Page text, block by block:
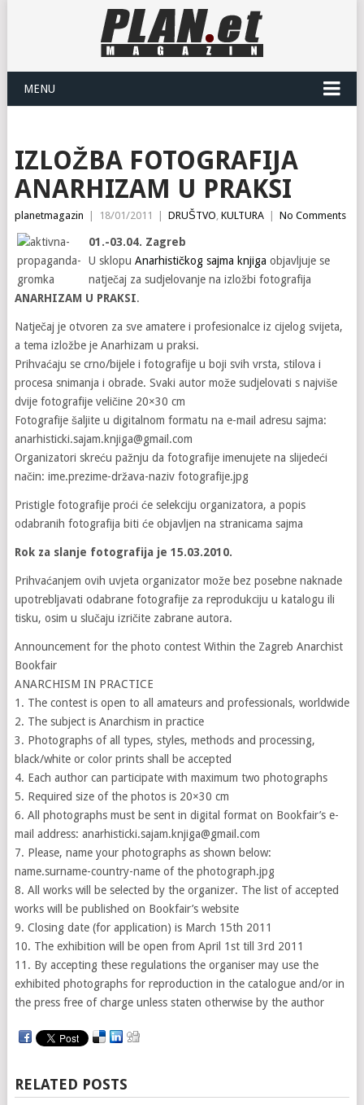
MENU
IZLOŽBA FOTOGRAFIJA
ANARHIZAM U PRAKSI
planetmagazin 18/01/2011 DRUŠTVO, KULTURA No Comments
01.-03.04. Zagreb
U sklopu Anarhističkog sajma knjiga objavljuje se
natječaj za sudjelovanje na izložbi fotografija
ANARHIZAM U PRAKSI.
Natječaj je otvoren za sve amatere i profesionalce iz cijelog svijeta,
a tema izložbe je Anarhizam u praksi.
Prihvaćaju se crno/bijele i fotografije u boji svih vrsta, stilova i
procesa snimanja i obrade. Svaki autor može sudjelovati s najviše
dvije fotografije veličine 20×30 cm
Fotografije šaljite u digitalnom formatu na e-mail adresu sajma:
anarhisticki.sajam.knjiga@gmail.com
Organizatori skreću pažnju da fotografije imenujete na slijedeći
način: ime.prezime-država-naziv fotografije.jpg
Pristigle fotografije proći će selekciju organizatora, a popis
odabranih fotografija biti će objavljen na stranicama sajma
Rok za slanje fotografija je 15.03.2010.
Prihvaćanjem ovih uvjeta organizator može bez posebne naknade
upotrebljavati odabrane fotografije za reprodukciju u katalogu ili
tisku, osim u slučaju izričite zabrane autora.
Announcement for the photo contest Within the Zagreb Anarchist
Bookfair
ANARCHISM IN PRACTICE
1. The contest is open to all amateurs and professionals, worldwide
2. The subject is Anarchism in practice
3. Photographs of all types, styles, methods and processing,
black/white or color prints shall be accepted
4. Each author can participate with maximum two photographs
5. Required size of the photos is 20×30 cm
6. All photographs must be sent in digital format on Bookfair’s e-
mail address: anarhisticki.sajam.knjiga@gmail.com
7. Please, name your photographs as shown below:
name.surname-country-name of the photograph.jpg
8. All works will be selected by the organizer. The list of accepted
works will be published on Bookfair’s website
9. Closing date (for application) is March 15th 2011
10. The exhibition will be open from April 1st till 3rd 2011
11. By accepting these regulations the organiser may use the
exhibited photographs for reproduction in the catalogue and/or in
the press free of charge unless staten otherwise by the author
RELATED POSTS